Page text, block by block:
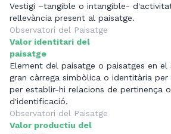
Vestigi –tangible o intangible-
rellevància present al paisatge.
Observatori del Paisatge
Valor identitari del
paisatge
Element del paisatge o paisatges en el
gran càrrega simbòlica o identitària
per establir-hi relacions de pertinença
d'identificació.
Observatori del Paisatge
Valor productiu del